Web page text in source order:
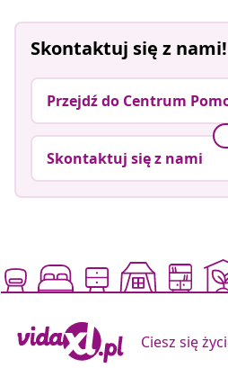
Skontaktuj się z nami!
Przejdź do Centrum
Skontaktuj się z nami
Ciesz się